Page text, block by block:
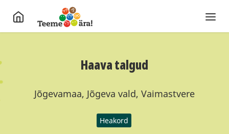
Haava talgud
Jõgevamaa, Jõgeva vald, Vaimastvere
Heakord